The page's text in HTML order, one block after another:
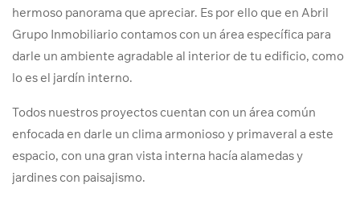
hermoso panorama que apreciar. Es por ello que en Abril
Grupo Inmobiliario contamos con un área específica para
darle un ambiente agradable al interior de tu edificio, como
lo es el jardín interno.
Todos nuestros proyectos cuentan con un área común
enfocada en darle un clima armonioso y primaveral a este
espacio, con una gran vista interna hacía alamedas y
jardines con paisajismo.